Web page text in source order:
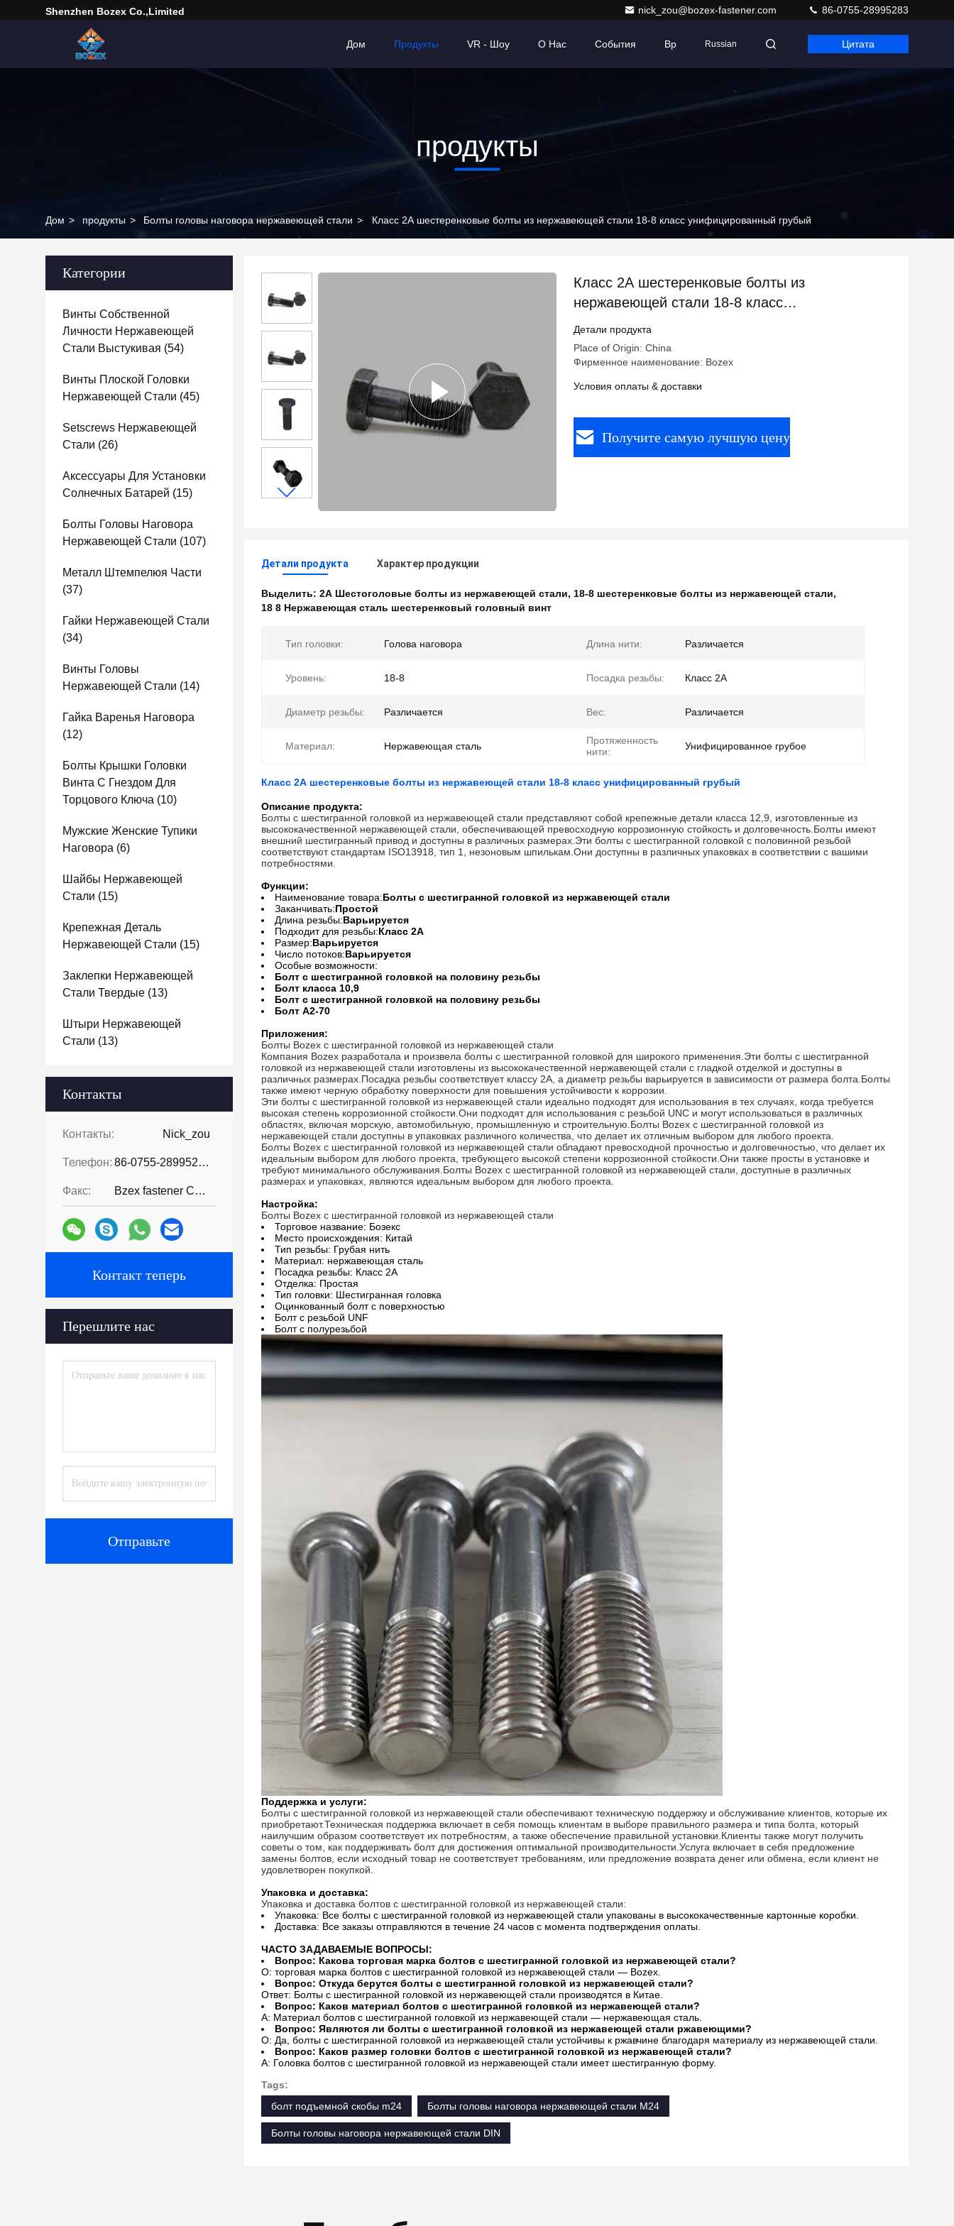
Shenzhen Bozex Co.,limited nick_zou@bozex-fastener.com 86-0755-28995283
Дом Продукты VR - Шоу О Нас События Вр Russian Цитата
продукты
Дом > продукты > Болты головы наговора нержавеющей стали > Класс 2А шестеренковые болты из нержавеющей стали 18-8 класс унифицированный грубый
Категории
Винты Собственной
Личности Нержавеющей
Стали Выстукивая (54)
Винты Плоской Головки
Нержавеющей Стали (45)
Setscrews Нержавеющей
Стали (26)
Аксессуары Для Установки
Солнечных Батарей (15)
Болты Головы Наговора
Нержавеющей Стали (107)
Металл Штемпелюя Части
(37)
Гайки Нержавеющей Стали
(34)
Винты Головы
Нержавеющей Стали (14)
Гайка Варенья Наговора
(12)
Болты Крышки Головки
Винта С Гнездом Для
Торцового Ключа (10)
Мужские Женские Тупики
Наговора (6)
Шайбы Нержавеющей
Стали (15)
Крепежная Деталь
Нержавеющей Стали (15)
Заклепки Нержавеющей
Стали Твердые (13)
Штыри Нержавеющей
Стали (13)
Контакты
Контакты: Nick_zou
Телефон: 86-0755-28995283
Факс: Bzex fastener Co., Limited-86-07
Контакт теперь
Перешлите нас
Отправьте
Класс 2А шестеренковые болты из
нержавеющей стали 18-8 класс
унифицированный грубый
Детали продукта
Place of Origin: China
Фирменное наименование: Bozex
Условия оплаты & доставки
Получите самую лучшую цену
Детали продукта Характер продукции
Выделить: 2А Шестоголовые болты из нержавеющей стали, 18-8 шестеренковые болты из нержавеющей стали,
18 8 Нержавеющая сталь шестеренковый головный винт
Тип головки: Голова наговора Длина нити: Различается
Уровень: 18-8 Посадка резьбы: Класс 2А
Диаметр резьбы: Различается Вес: Различается
Материал: Нержавеющая сталь
Протяженность
нити:
Унифицированное грубое
Класс 2А шестеренковые болты из нержавеющей стали 18-8 класс унифицированный грубый
Описание продукта:
Болты с шестигранной головкой из нержавеющей стали представляют собой крепежные детали класса 12,9, изготовленные из
высококачественной нержавеющей стали, обеспечивающей превосходную коррозионную стойкость и долговечность.Болты имеют
внешний шестигранный привод и доступны в различных размерах.Эти болты с шестигранной головкой с половинной резьбой
соответствуют стандартам ISO13918, тип 1, незоновым шпилькам.Они доступны в различных упаковках в соответствии с вашими
потребностями.
Функции:
Наименование товара:Болты с шестигранной головкой из нержавеющей стали
Заканчивать:Простой
Длина резьбы:Варьируется
Подходит для резьбы:Класс 2А
Размер:Варьируется
Число потоков:Варьируется
Особые возможности:
Болт с шестигранной головкой на половину резьбы
Болт класса 10,9
Болт с шестигранной головкой на половину резьбы
Болт А2-70
Приложения:
Болты Bozex с шестигранной головкой из нержавеющей стали
Компания Bozex разработала и произвела болты с шестигранной головкой для широкого применения.Эти болты с шестигранной
головкой из нержавеющей стали изготовлены из высококачественной нержавеющей стали с гладкой отделкой и доступны в
различных размерах.Посадка резьбы соответствует классу 2А, а диаметр резьбы варьируется в зависимости от размера болта.Болты
также имеют черную обработку поверхности для повышения устойчивости к коррозии.
Эти болты с шестигранной головкой из нержавеющей стали идеально подходят для использования в тех случаях, когда требуется
высокая степень коррозионной стойкости.Они подходят для использования с резьбой UNC и могут использоваться в различных
областях, включая морскую, автомобильную, промышленную и строительную.Болты Bozex с шестигранной головкой из
нержавеющей стали доступны в упаковках различного количества, что делает их отличным выбором для любого проекта.
Болты Bozex с шестигранной головкой из нержавеющей стали обладают превосходной прочностью и долговечностью, что делает их
идеальным выбором для любого проекта, требующего высокой степени коррозионной стойкости.Они также просты в установке и
требуют минимального обслуживания.Болты Bozex с шестигранной головкой из нержавеющей стали, доступные в различных
размерах и упаковках, являются идеальным выбором для любого проекта.
Настройка:
Болты Bozex с шестигранной головкой из нержавеющей стали
Торговое название: Бозекс
Место происхождения: Китай
Тип резьбы: Грубая нить
Материал: нержавеющая сталь
Посадка резьбы: Класс 2А
Отделка: Простая
Тип головки: Шестигранная головка
Оцинкованный болт с поверхностью
Болт с резьбой UNF
Болт с полурезьбой
Поддержка и услуги:
Болты с шестигранной головкой из нержавеющей стали обеспечивают техническую поддержку и обслуживание клиентов, которые их
приобретают.Техническая поддержка включает в себя помощь клиентам в выборе правильного размера и типа болта, который
наилучшим образом соответствует их потребностям, а также обеспечение правильной установки.Клиенты также могут получить
советы о том, как поддерживать болт для достижения оптимальной производительности.Услуга включает в себя предложение
замены болтов, если исходный товар не соответствует требованиям, или предложение возврата денег или обмена, если клиент не
удовлетворен покупкой.
Упаковка и доставка:
Упаковка и доставка болтов с шестигранной головкой из нержавеющей стали:
Упаковка: Все болты с шестигранной головкой из нержавеющей стали упакованы в высококачественные картонные коробки.
Доставка: Все заказы отправляются в течение 24 часов с момента подтверждения оплаты.
ЧАСТО ЗАДАВАЕМЫЕ ВОПРОСЫ:
Вопрос: Какова торговая марка болтов с шестигранной головкой из нержавеющей стали?
О: торговая марка болтов с шестигранной головкой из нержавеющей стали — Bozex.
Вопрос: Откуда берутся болты с шестигранной головкой из нержавеющей стали?
Ответ: Болты с шестигранной головкой из нержавеющей стали производятся в Китае.
Вопрос: Каков материал болтов с шестигранной головкой из нержавеющей стали?
A: Материал болтов с шестигранной головкой из нержавеющей стали — нержавеющая сталь.
Вопрос: Являются ли болты с шестигранной головкой из нержавеющей стали ржавеющими?
О: Да, болты с шестигранной головкой из нержавеющей стали устойчивы к ржавчине благодаря материалу из нержавеющей стали.
Вопрос: Каков размер головки болтов с шестигранной головкой из нержавеющей стали?
A: Головка болтов с шестигранной головкой из нержавеющей стали имеет шестигранную форму.
Tags:
болт подъемной скобы m24
Болты головы наговора нержавеющей стали M24
Болты головы наговора нержавеющей стали DIN